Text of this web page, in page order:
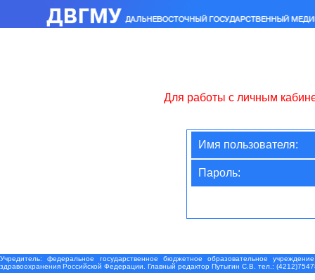
Для работы с личным
Имя пользователя:
Пароль:
Учредитель: федеральное государственное бюджетное образовательное
здравоохранения Российской Федерации. Главный редактор Путыгин С.В. тел.: